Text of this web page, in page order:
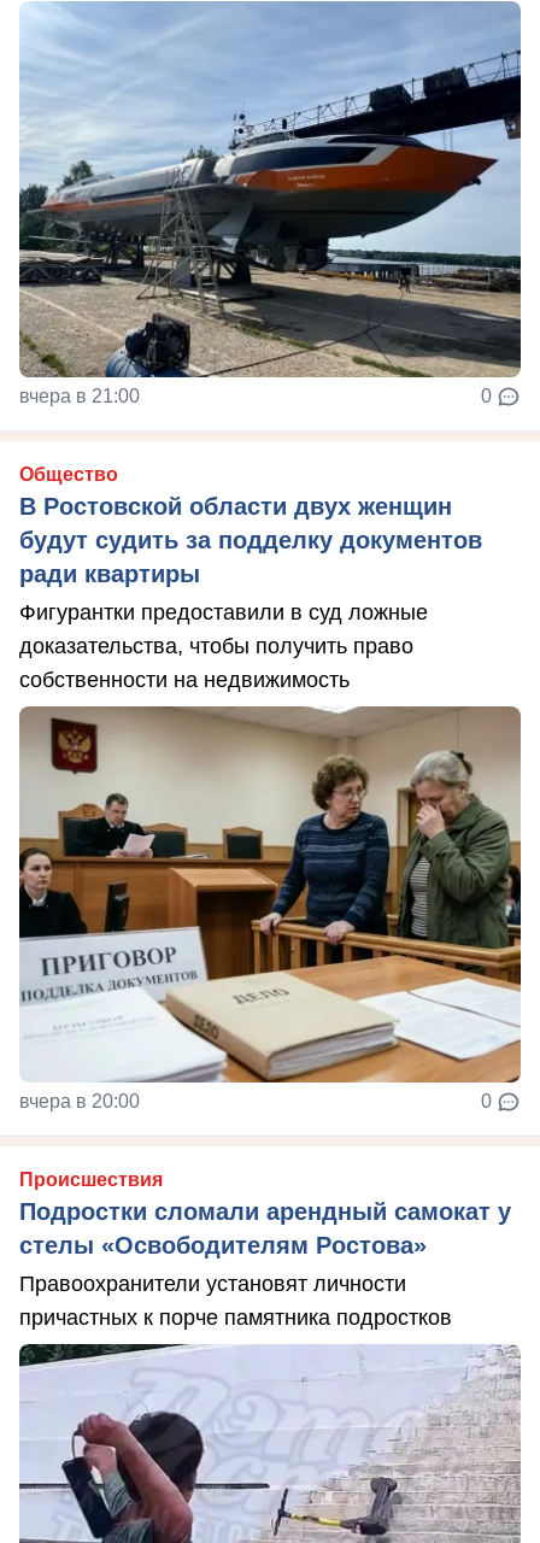
вчера в 21:00 0
Общество
В Ростовской области двух женщин
будут судить за подделку документов
ради квартиры
Фигурантки предоставили в суд ложные
доказательства, чтобы получить право
собственности на недвижимость
вчера в 20:00 0
Происшествия
Подростки сломали арендный самокат у
стелы «Освободителям Ростова»
Правоохранители установят личности
причастных к порче памятника подростков